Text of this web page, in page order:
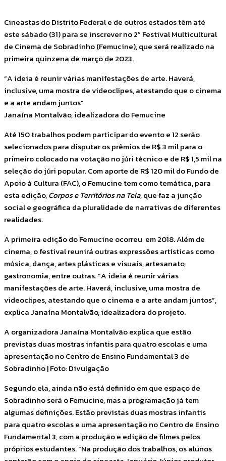
Cineastas do Distrito Federal e de outros estados têm até
este sábado (31) para se inscrever no 2º Festival Multicultural
de Cinema de Sobradinho (Femucine), que será realizado na
primeira quinzena de março de 2023.
“A ideia é reunir várias manifestações de arte. Haverá,
inclusive, uma mostra de videoclipes, atestando que o cinema
e a arte andam juntos”
Janaína Montalvão, idealizadora do Femucine
Até 150 trabalhos podem participar do evento e 12 serão
selecionados para disputar os prêmios de R$ 3 mil para o
primeiro colocado na votação no júri técnico e de R$ 1,5 mil na
seleção do júri popular. Com aporte de R$ 120 mil do Fundo de
Apoio à Cultura (FAC), o Femucine tem como temática, para
esta edição,Corpos e Territórios na Tela, que faz a junção
social e geográfica da pluralidade de narrativas de diferentes
realidades.
A primeira edição do Femucine ocorreu em 2018. Além de
cinema, o festival reunirá outras expressões artísticas como
música, dança, artes plásticas e visuais, artesanato,
gastronomia, entre outras. “A ideia é reunir várias
manifestações de arte. Haverá, inclusive, uma mostra de
videoclipes, atestando que o cinema e a arte andam juntos”,
explica Janaína Montalvão, idealizadora do projeto.
A organizadora Janaína Montalvão explica que estão
previstas duas mostras infantis para quatro escolas e uma
apresentação no Centro de Ensino Fundamental 3 de
Sobradinho | Foto: Divulgação
Segundo ela, ainda não está definido em que espaço de
Sobradinho será o Femucine, mas a programação já tem
algumas definições. Estão previstas duas mostras infantis
para quatro escolas e uma apresentação no Centro de Ensino
Fundamental 3, com a produção e edição de filmes pelos
próprios estudantes. “Na produção dos trabalhos, os alunos